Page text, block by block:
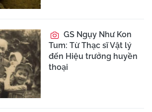
GS Ngụy Như Kon
Tum: Từ Thạc sĩ Vật lý
đến Hiệu trưởng huyền
thoại